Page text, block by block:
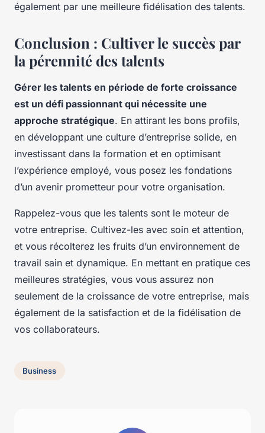
également par une meilleure fidélisation des talents.
Conclusion : Cultiver le succès par
la pérennité des talents
Gérer les talents en période de forte croissance
est un défi passionnant qui nécessite une
approche stratégique. En attirant les bons profils,
en développant une culture d’entreprise solide, en
investissant dans la formation et en optimisant
l’expérience employé, vous posez les fondations
d’un avenir prometteur pour votre organisation.
Rappelez-vous que les talents sont le moteur de
votre entreprise. Cultivez-les avec soin et attention,
et vous récolterez les fruits d’un environnement de
travail sain et dynamique. En mettant en pratique ces
meilleures stratégies, vous vous assurez non
seulement de la croissance de votre entreprise, mais
également de la satisfaction et de la fidélisation de
vos collaborateurs.
Business